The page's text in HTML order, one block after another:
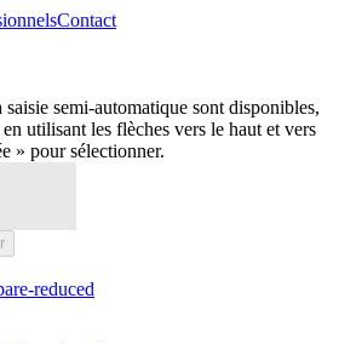
Contact
semi-automatique sont disponibles,
utilisant les flèches vers le haut et vers
» pour sélectionner.